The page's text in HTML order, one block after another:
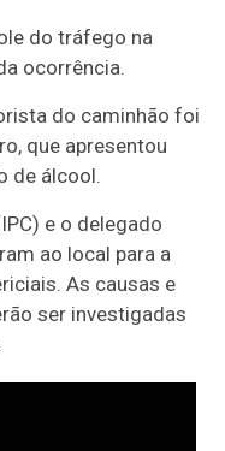
do tráfego na
ocorrência.
do caminhão foi
que apresentou
de álcool.
e o delegado
ao local para a
As causas e
ser investigadas